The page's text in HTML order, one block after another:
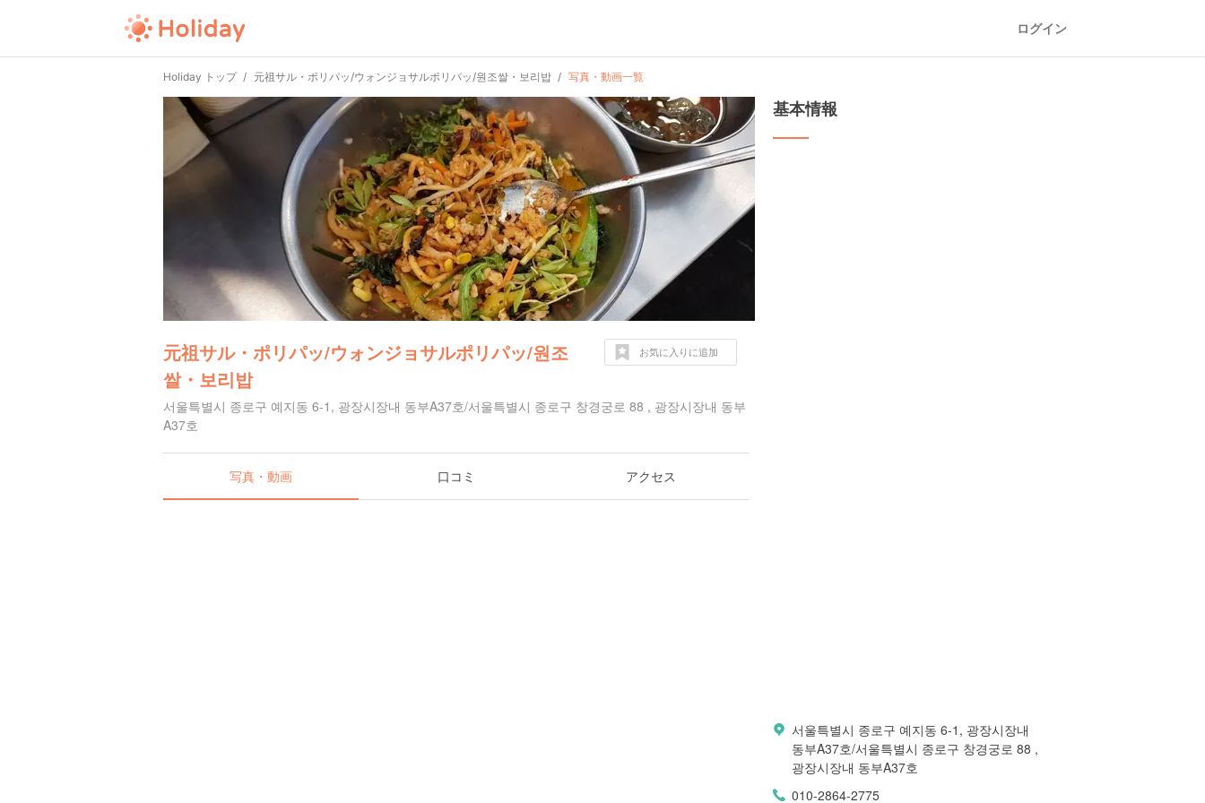
ログイン
Holiday トップ 元祖サル・ポリパッ/ウォンジョサルポリパッ/원조쌀・보리밥 写真・動画一覧
元祖サル・ポリパッ/ウォンジョサルポリパッ/원조
쌀・보리밥
서울특별시 종로구 예지동 6-1, 광장시장내 동부A37호/서울특별시 종로구 창경궁로 88 , 광장시장내 동부
A37호
お気に入りに追加
写真・動画 口コミ アクセス
基本情報
서울특별시 종로구 예지동 6-1, 광장시장내
동부A37호/서울특별시 종로구 창경궁로 88 ,
광장시장내 동부A37호
010-2864-2775